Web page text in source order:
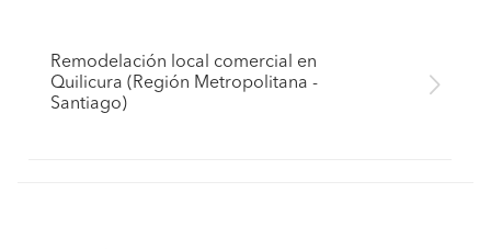
Remodelación local comercial en
Quilicura (Región Metropolitana -
Santiago)